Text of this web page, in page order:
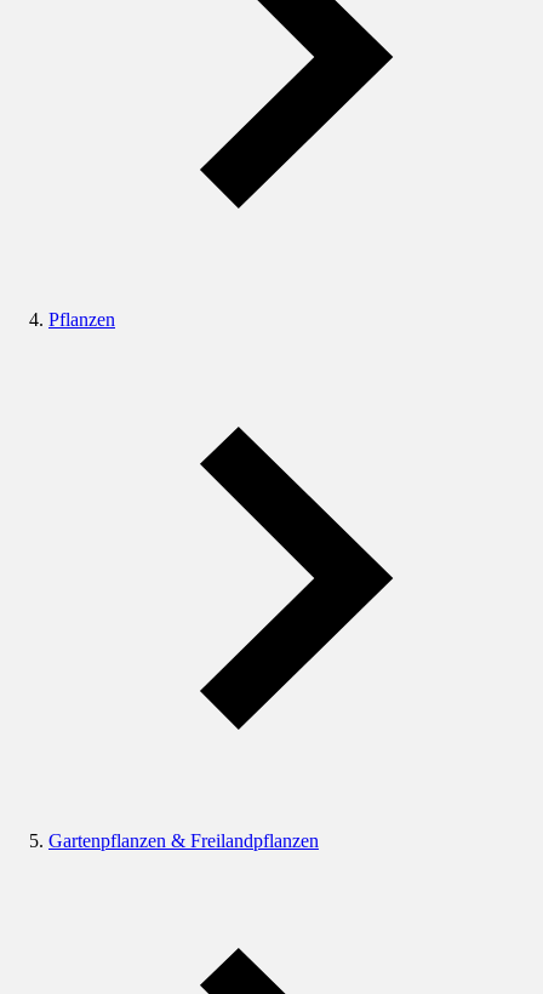
Pflanzen
Gartenpflanzen & Freilandpflanzen